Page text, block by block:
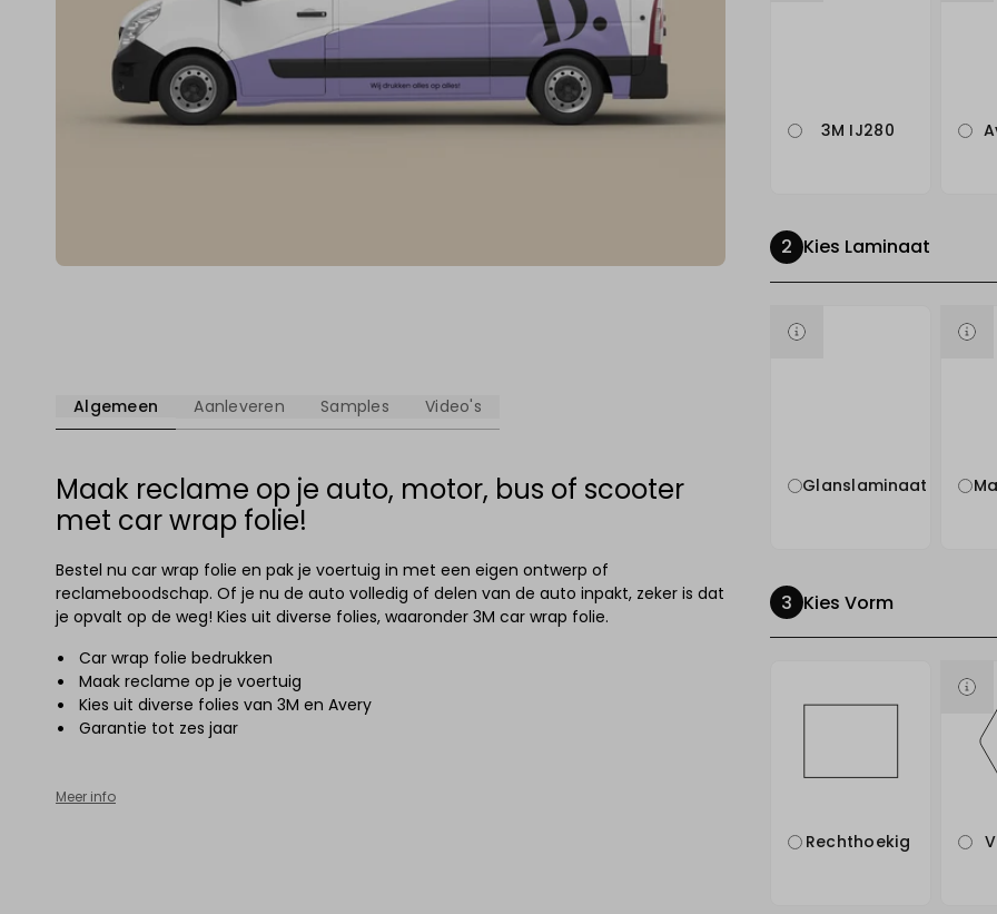
Algemeen Aanleveren Samples Video's
Maak reclame op je auto, motor, bus of scooter
met car wrap folie!
Bestel nu car wrap folie en pak je voertuig in met een eigen ontwerp of
reclameboodschap. Of je nu de auto volledig of delen van de auto inpakt, zeker is dat
je opvalt op de weg! Kies uit diverse folies, waaronder 3M car wrap folie.
Car wrap folie bedrukken
Maak reclame op je voertuig
Kies uit diverse folies van 3M en Avery
Garantie tot zes jaar
Meer info
3M IJ280
Kies Laminaat
Glanslaminaat
Kies Vorm
Rechthoekig